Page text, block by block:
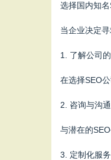
选择国内知
当企业决定
1. 了解公司
在选择SEO
2. 咨询与沟通
与潜在的
3. 定制化服务